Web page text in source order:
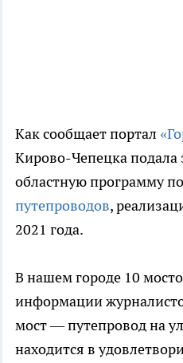
Как сообщает портал
Кирово-Чепецка подала
областную программу
путепроводов,
2021 года.
В нашем городе 10
информации
мост — путепровод на
находится в